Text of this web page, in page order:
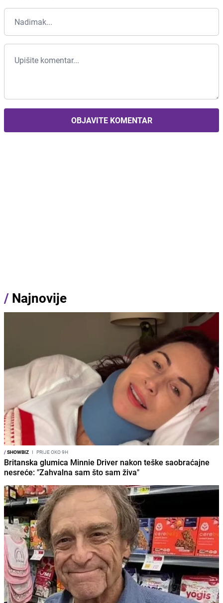
OBJAVITE KOMENTAR
/ Najnovije
/SHOWBIZ I PRIJE OKO 9H
Britanska glumica Minnie Driver nakon teške saobraćajne
nesreće: "Zahvalna sam što sam živa"